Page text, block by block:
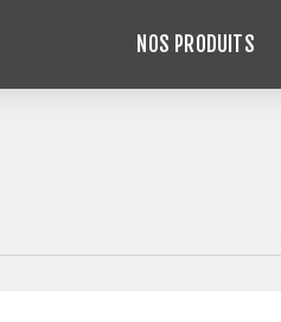
NOS PRODUITS